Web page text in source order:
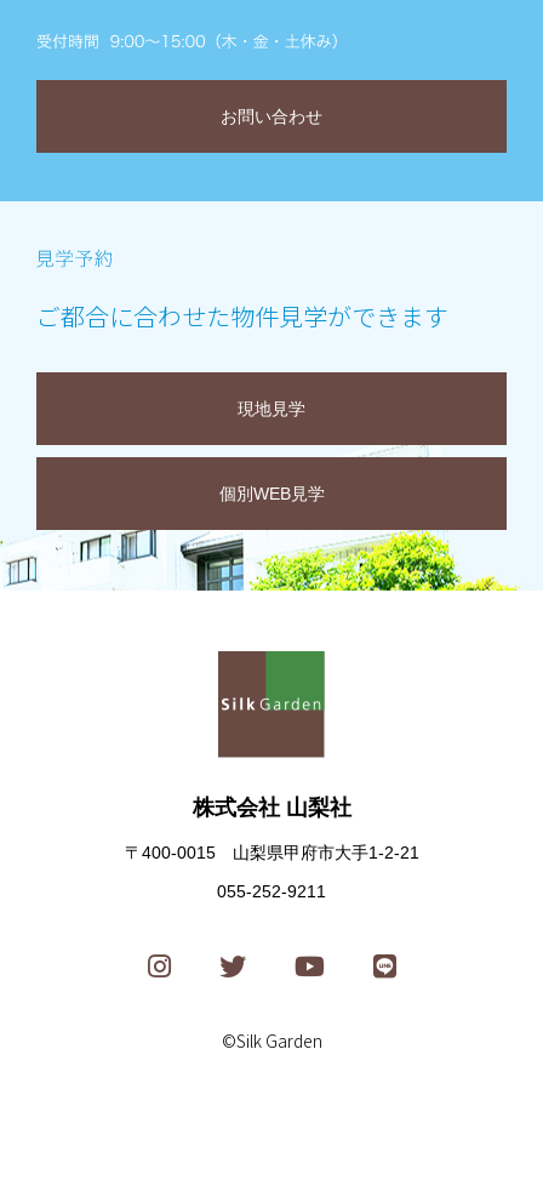
お問い合わせ
ご都合に合わせた物件見学ができます
現地見学
個別WEB見学
株式会社 山梨社
〒400-0015 山梨県甲府市大手1-2-21
055-252-9211
©Silk Garden